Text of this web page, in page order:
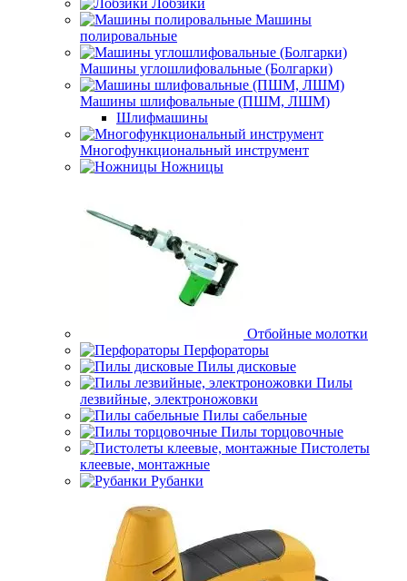
Лобзики
Машины
полировальные
Машины углошлифовальные (Болгарки)
Машины шлифовальные (ПШМ, ЛШМ)
Шлифмашины
Многофункциональный инструмент
Ножницы
Отбойные молотки
Перфораторы
Пилы дисковые
Пилы
лезвийные, электроножовки
Пилы сабельные
Пилы торцовочные
Пистолеты
клеевые, монтажные
Рубанки